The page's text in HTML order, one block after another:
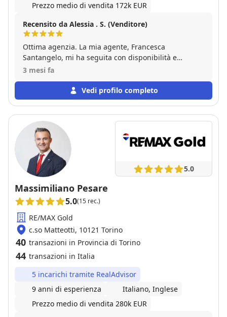
Prezzo medio di vendita 172k EUR
Recensito da Alessia . S. (Venditore)
Ottima agenzia. La mia agente, Francesca
Santangelo, mi ha seguita con disponibilità e
presenza durante tutto il percorso di vendita della
apprezzato molto il supporto nei vari passaggi.
Grazie per il lavoro svolto.
3 mesi fa
Vedi profilo completo
5.0
Massimiliano Pesare
5.0(15 rec.)
RE/MAX Gold
c.so Matteotti, 10121 Torino
40 transazioni in Provincia di Torino
44 transazioni in Italia
5 incarichi tramite RealAdvisor
9 anni di esperienza
Italiano, Inglese
Prezzo medio di vendita 280k EUR